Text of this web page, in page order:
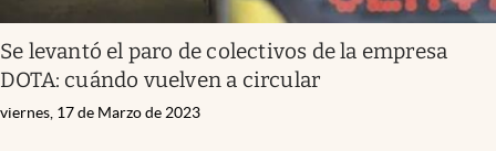
Se levantó el paro de colectivos de la empresa
DOTA: cuándo vuelven a circular
viernes, 17 de Marzo de 2023